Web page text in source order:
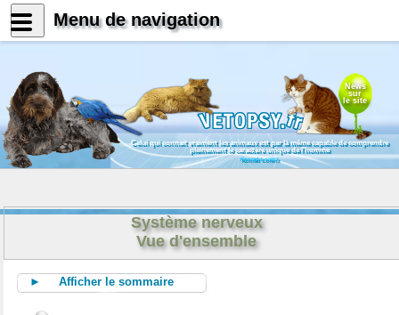
News
sur
le site
Celui qui connait vraiment les animaux est par là même capable de comprendre
pleinement le caractère unique de l'homme
Konrad Lorenz
Système nerveux
Vue d'ensemble
► Afficher le sommaire
Menu de navigation